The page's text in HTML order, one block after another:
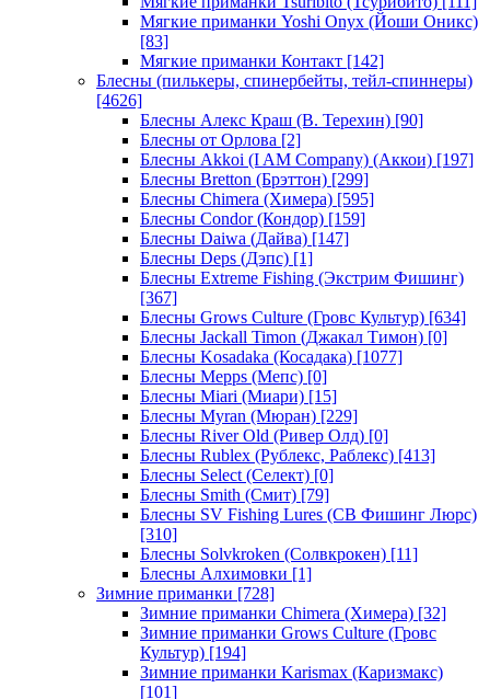
Мягкие приманки Yoshi Onyx (Йоши Оникс)
[83]
Мягкие приманки Контакт [142]
Блесны (пилькеры, спинербейты, тейл-спиннеры)
[4626]
Блесны Алекс Краш (В. Терехин) [90]
Блесны от Орлова [2]
Блесны Akkoi (I AM Company) (Аккои) [197]
Блесны Bretton (Брэттон) [299]
Блесны Chimera (Химера) [595]
Блесны Condor (Кондор) [159]
Блесны Daiwa (Дайва) [147]
Блесны Deps (Дэпс) [1]
Блесны Extreme Fishing (Экстрим Фишинг)
[367]
Блесны Grows Culture (Гровс Культур) [634]
Блесны Jackall Timon (Джакал Тимон) [0]
Блесны Kosadaka (Косадака) [1077]
Блесны Mepps (Мепс) [0]
Блесны Miari (Миари) [15]
Блесны Myran (Мюран) [229]
Блесны River Old (Ривер Олд) [0]
Блесны Rublex (Рублекс, Раблекс) [413]
Блесны Select (Селект) [0]
Блесны Smith (Смит) [79]
Блесны SV Fishing Lures (СВ Фишинг Люрс)
[310]
Блесны Solvkroken (Солвкрокен) [11]
Блесны Алхимовки [1]
Зимние приманки [728]
Зимние приманки Chimera (Химера) [32]
Зимние приманки Grows Culture (Гровс
Культур) [194]
Зимние приманки Karismax (Каризмакс)
[101]